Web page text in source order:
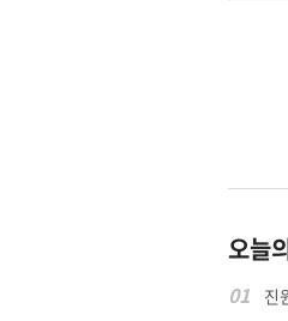
오늘
01 진